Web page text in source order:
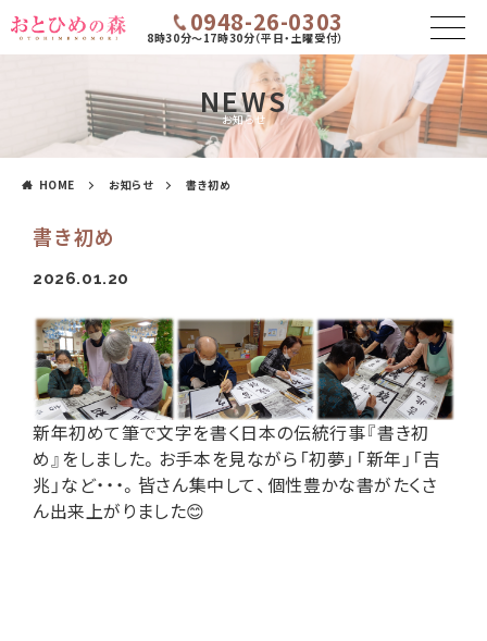
0948-26-0303
8時30分～17時30分（平日・土曜受付）
NEWS
お知らせ
HOME お知らせ 書き初め
書き初め
2026.01.20
新年初めて筆で文字を書く日本の伝統行事『書き初
め』をしました。お手本を見ながら「初夢」「新年」「吉
兆」など・・・。皆さん集中して、個性豊かな書がたくさ
ん出来上がりました😊